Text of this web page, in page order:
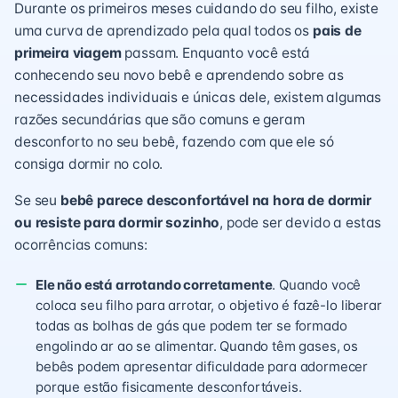
Durante os primeiros meses cuidando do seu filho, existe
uma curva de aprendizado pela qual todos os pais de
primeira viagempassam. Enquanto você está
conhecendo seu novo bebê e aprendendo sobre as
necessidades individuais e únicas dele, existem algumas
razões secundárias que são comuns e geram
desconforto no seu bebê, fazendo com que ele só
consiga dormir no colo.
Se seu bebê parece desconfortável na hora de dormir
ou resiste para dormir sozinho, pode ser devido a estas
ocorrências comuns:
Ele não está arrotandocorretamente. Quando você
coloca seu filho para arrotar, o objetivo é fazê-lo liberar
todas as bolhas de gás que podem ter se formado
engolindo ar ao se alimentar. Quando têm gases, os
bebês podem apresentar dificuldade para adormecer
porque estão fisicamente desconfortáveis.